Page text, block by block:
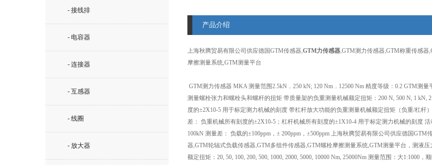
- 接线排
- 电容器
- 连接器
- 互感器
- 线圈
- 放大器
产品介绍
上海秋腾贸易有限公司供应德国GTM传感器,GTM力传感器,GTM测力传感器,GTM称重传感
摩擦测量系统,GTM测量平台
GTM测力传感器 MKA 测量范围2.5kN .. 250 kN; 120 Nm .. 12500 Nm 精度等级：0.2 GTM测
测量螺栓张力和螺栓头和螺杆的扭矩 带质量架的负重测量机械额定扭矩：200 N, 500 N, 1 kN,
度的±2X10-5 用于标定测力机械的刻度 带杠杆放大功能的负重测量机械额定扭矩（负重/杠杆
差： 负重机械所有刻度的±2X10-5；杠杆机械所有刻度的±1X10-4 用于标定测力机械的刻度
100kN 测量差： 负载的±100ppm，± 200ppm，±500ppm 上海秋腾贸易有限公司供应德国GTM
器,GTM轮辐式负载传感器,GTM多组件传感器,GTM螺栓摩擦测量系统,GTM测量平台，测液
额定扭矩：20, 50, 100, 200, 500, 1000, 2000, 5000, 10000 Nm, 25000Nm 测量范围：大